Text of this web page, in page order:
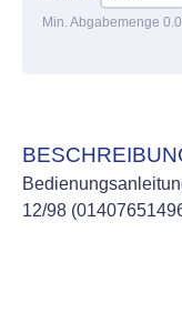
Min. Abgabemenge
12/98